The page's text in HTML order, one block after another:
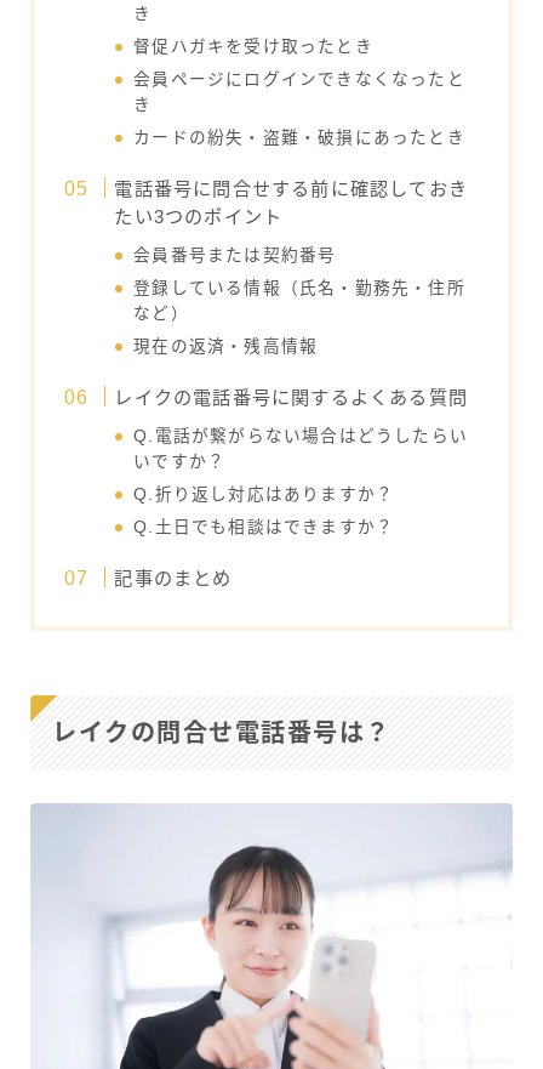
き
督促ハガキを受け取ったとき
会員ページにログインできなくなったと
き
カードの紛失・盗難・破損にあったとき
電話番号に問合せする前に確認しておき
たい3つのポイント
会員番号または契約番号
登録している情報（氏名・勤務先・住所
など）
現在の返済・残高情報
レイクの電話番号に関するよくある質問
Q.電話が繋がらない場合はどうしたらい
いですか？
Q.折り返し対応はありますか？
Q.土日でも相談はできますか？
記事のまとめ
レイクの問合せ電話番号は？